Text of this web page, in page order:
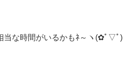
当な時間がいるかもﾈ～ヽ(✿ﾟ▽ﾟ)